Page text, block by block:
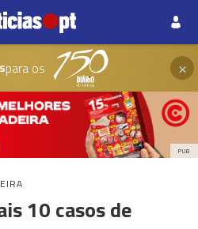
para os ×
PUB
10 casos de